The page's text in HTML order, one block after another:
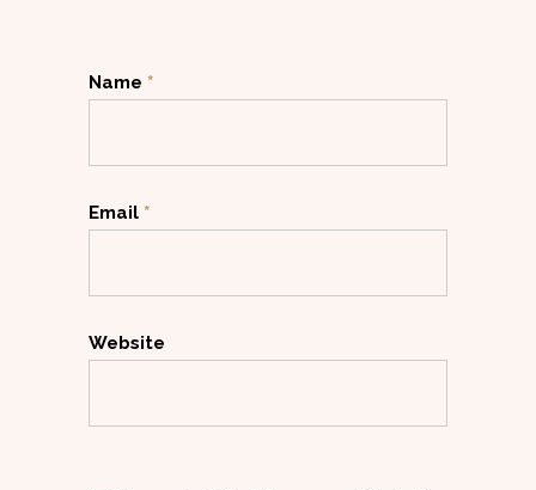
Name *
Email *
Website